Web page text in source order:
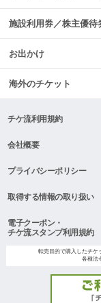
施設利用券／株主優待
お出かけ
海外のチケット
チケ流利用規約
会社概要
プライバシーポリシー
取得する情報の取り扱い
電子クーポン・
チケ流スタンプ利用規約
転売目的で購入したチケ
各種法